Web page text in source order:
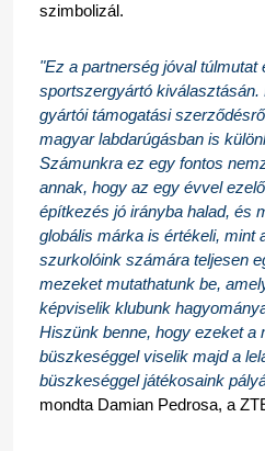
szimbolizál.
"Ez a partnerség jóval túlmutat
sportszergyártó kiválasztásán.
gyártói támogatási
magyar labdarúgásban is
Számunkra ez egy fontos
annak, hogy az egy évvel
építkezés jó irányba halad, és
globális márka is értékeli, mint
szurkolóink számára teljesen
mezeket mutathatunk be,
képviselik klubunk
Hiszünk benne, hogy ezeket a
büszkeséggel viselik majd a
büszkeséggel játékosaink
mondta Damian Pedrosa, a